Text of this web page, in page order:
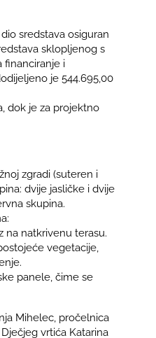
sredstava osiguran
sklopljenog s
financiranje i
je 544.695,00
dok je za projektno
zgradi (suteren i
dvije jasličke i dvije
skupina.
na natkrivenu terasu.
vegetacije,
panele, čime se
Mihelec, pročelnica
vrtića Katarina